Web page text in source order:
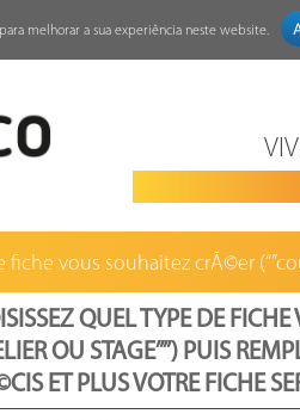
vous souhaitez crÃ©er
QUEL TYPE DE
OU STAGE””) PUIS
ET PLUS VOTRE FICHE
melhorar a sua experiência neste website.